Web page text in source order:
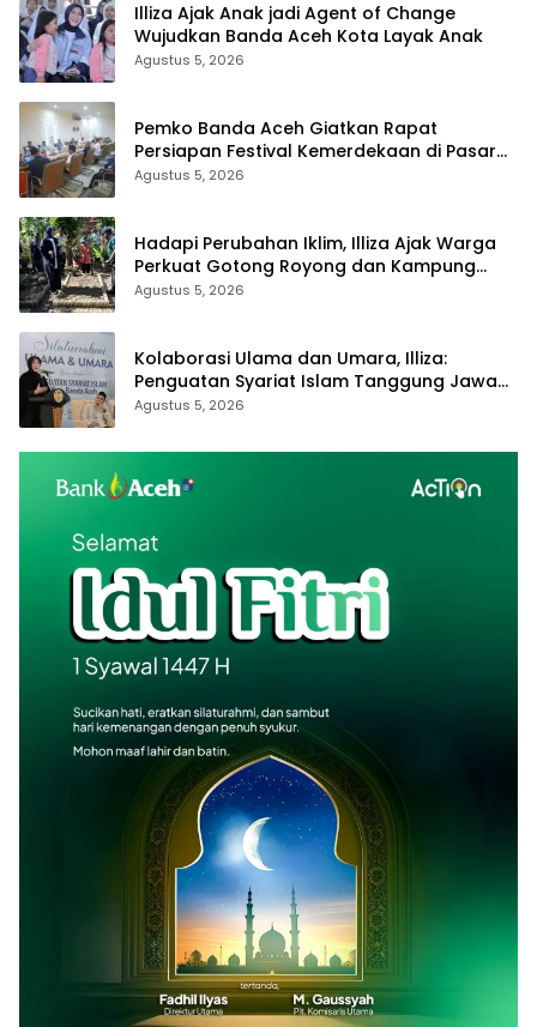
Illiza Ajak Anak jadi Agent of Change
Wujudkan Banda Aceh Kota Layak Anak
Agustus 5, 2026
Pemko Banda Aceh Giatkan Rapat
Persiapan Festival Kemerdekaan di Pasar
Atjeh
Agustus 5, 2026
Hadapi Perubahan Iklim, Illiza Ajak Warga
Perkuat Gotong Royong dan Kampung
Proklim
Agustus 5, 2026
Kolaborasi Ulama dan Umara, Illiza:
Penguatan Syariat Islam Tanggung Jawab
Bersama
Agustus 5, 2026